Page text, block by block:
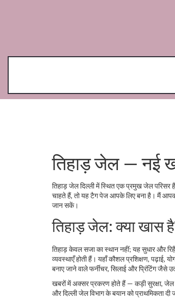
तिहाड़ जेल — नई
तिहाड़ जेल दिल्ली में स्थित एक प्रमुख जेल
चाहते हैं, तो यह टैग पेज आपके लिए बना है। मैं
जान सकें।
तिहाड़ जेल: क्या खास
तिहाड़ केवल सजा का स्थान नहीं; यह सुधार और
व्यवस्थाएँ होती हैं। यहाँ कौशल प्रशिक्षण, पढ़ाई,
बनाए जाने वाले फर्नीचर, सिलाई और प्रिंटिंग जैसे
खबरों में अक्सर प्रकरण होते हैं — कड़ी सुरक्षा, जेल
और दिल्ली जेल विभाग के बयान को प्राथमिकता